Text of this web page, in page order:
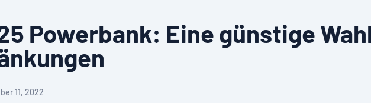
Powerbank: Eine günstige
11, 2022